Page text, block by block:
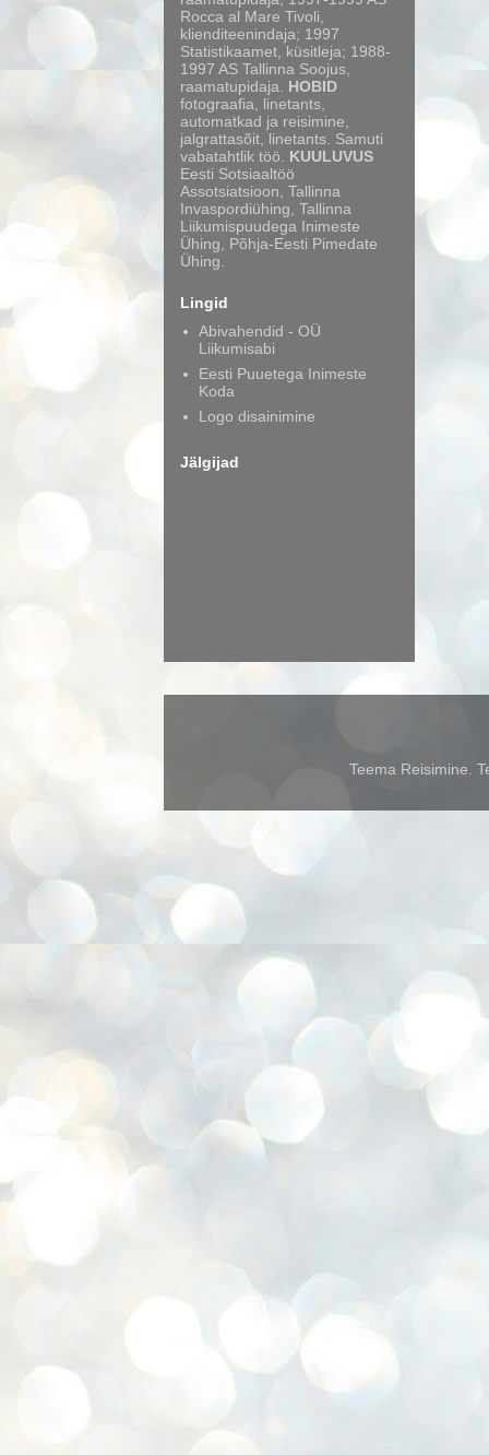
Rocca al Mare Tivoli,
klienditeenindaja; 1997
Statistikaamet, küsitleja; 1988-
1997 AS Tallinna Soojus,
raamatupidaja. HOBID
fotograafia, linetants,
automatkad ja reisimine,
jalgrattasõit, linetants. Samuti
vabatahtlik töö. KUULUVUS
Eesti Sotsiaaltöö
Assotsiatsioon, Tallinna
Invaspordiühing, Tallinna
Liikumispuudega Inimeste
Ühing, Põhja-Eesti Pimedate
Ühing.
Lingid
Abivahendid - OÜ
Liikumisabi
Eesti Puuetega Inimeste
Koda
Logo disainimine
Jälgijad
Teema Reisimine.